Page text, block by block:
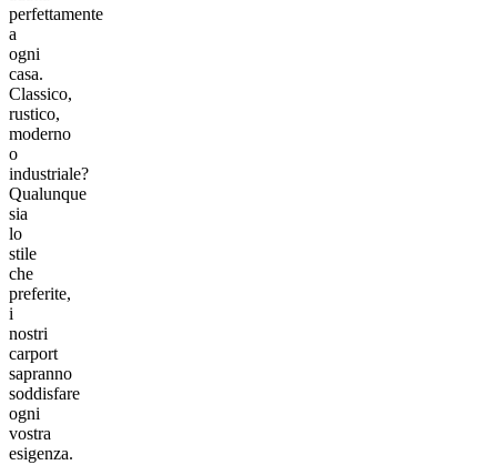
perfettamente
a
ogni
casa.
Classico,
rustico,
moderno
o
industriale?
Qualunque
sia
lo
stile
che
preferite,
i
nostri
carport
sapranno
soddisfare
ogni
vostra
esigenza.